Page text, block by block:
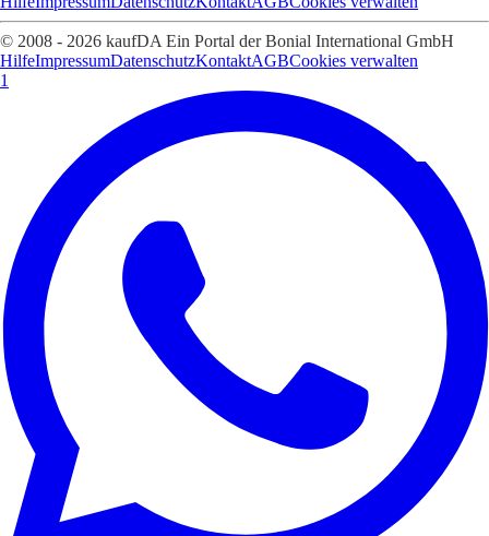
© 2008 - 2026 kaufDA Ein Portal der Bonial International GmbH
HilfeImpressumDatenschutzKontaktAGBCookies verwalten
1